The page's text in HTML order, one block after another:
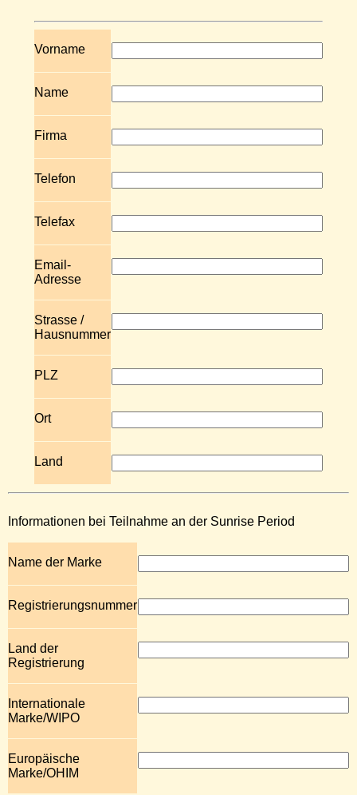
Vorname
Name
Firma
Telefon
Telefax
Email-
Adresse
Strasse /
Hausnummer
PLZ
Ort
Land
Informationen bei Teilnahme an der Sunrise Period
Name der Marke
Registrierungsnummer
Land der
Registrierung
Internationale
Marke/WIPO
Europäische
Marke/OHIM